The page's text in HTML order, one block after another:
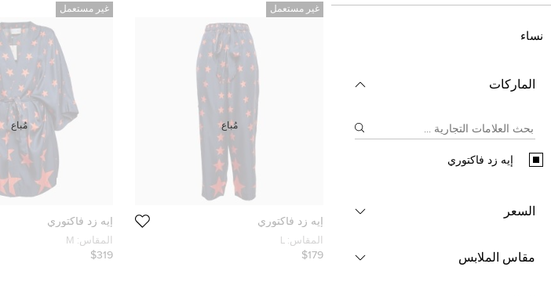
نساء
الماركات
إيه زد فاكتوري
السعر
مقاس الملابس
غير مستعمل
إيه زد فاكتوري
المقاس: L
$179
مُباع
غير مستعمل
إيه زد فاكتوري
المقاس: M
$319
مُباع